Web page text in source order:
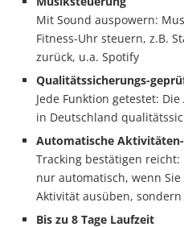
Mit Sound auspowern:
Fitness-Uhr steuern, z.B.
zurück, u.a. Spotify
Qualitätssicherungs-
Jede Funktion getestet:
in Deutschland
Automatische
Tracking bestätigen
nur automatisch, wenn
Aktivität ausüben,
Bis zu 8 Tage Laufzeit